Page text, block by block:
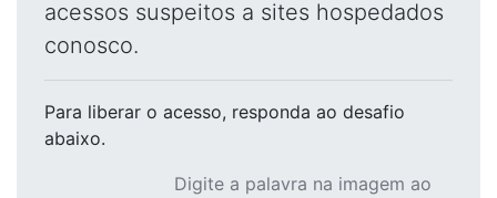
acessos suspeitos a sites hospedados
conosco.
Para liberar o acesso, responda ao desafio
abaixo.
Digite a palavra na imagem ao